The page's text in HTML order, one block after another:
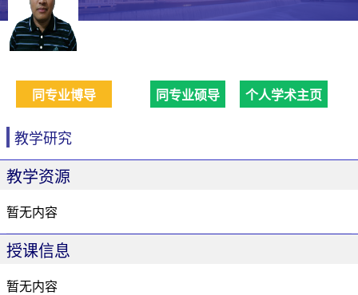
同专业博导 同专业硕导 个人学术主页
教学研究
教学资源
暂无内容
授课信息
暂无内容